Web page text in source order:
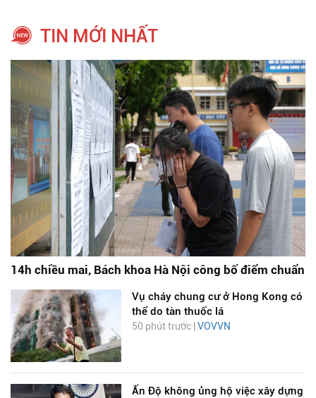
TIN MỚI NHẤT
14h chiều mai, Bách khoa Hà Nội công bố điểm chuẩn
Vụ cháy chung cư ở Hong Kong có
thể do tàn thuốc lá
50 phút trước | VOVVN
Ấn Độ không ủng hộ việc xây dựng